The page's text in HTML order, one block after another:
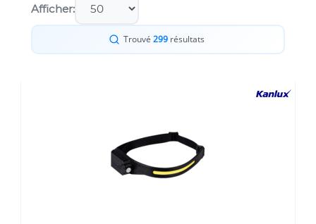
Afficher:
Trouvé 299résultats